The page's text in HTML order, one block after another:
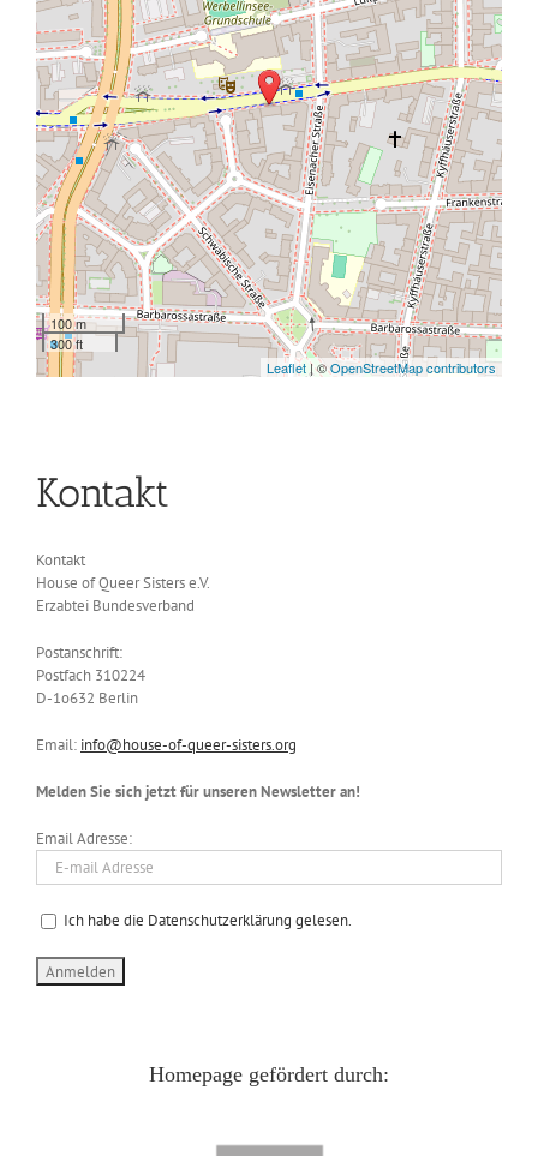
100 m
300 ft
Leaflet| ©OpenStreetMap contributors
Kontakt
Kontakt
House of Queer Sisters e.V.
Erzabtei Bundesverband
Postanschrift:
Postfach 310224
D-1o632 Berlin
Email: info@house-of-queer-sisters.org
Melden Sie sich jetzt für unseren Newsletter an!
Email Adresse:
Ich habe die Datenschutzerklärung gelesen.
Homepage gefördert durch: